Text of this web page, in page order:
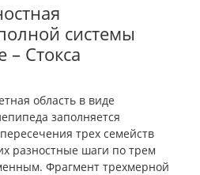
системы
Стокса
область в виде
заполняется
трех семейств
разностные шаги по трем
Фрагмент трехмерной